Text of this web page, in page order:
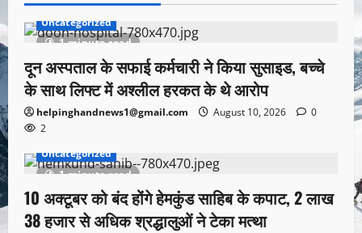
1 minute read
Uncategorized
दून अस्पताल के सफाई कर्मचारी ने किया सुसाइड, बच्चे
के साथ लिफ्ट में अश्लील हरकत के थे आरोप
helpinghandnews1@gmail.com August 10, 2026
0
2
1 minute read
Uncategorized
10 अक्टूबर को बंद होंगे हेमकुंड साहिब के कपाट, 2 लाख
38 हजार से अधिक श्रद्धालुओं ने टेका मत्था